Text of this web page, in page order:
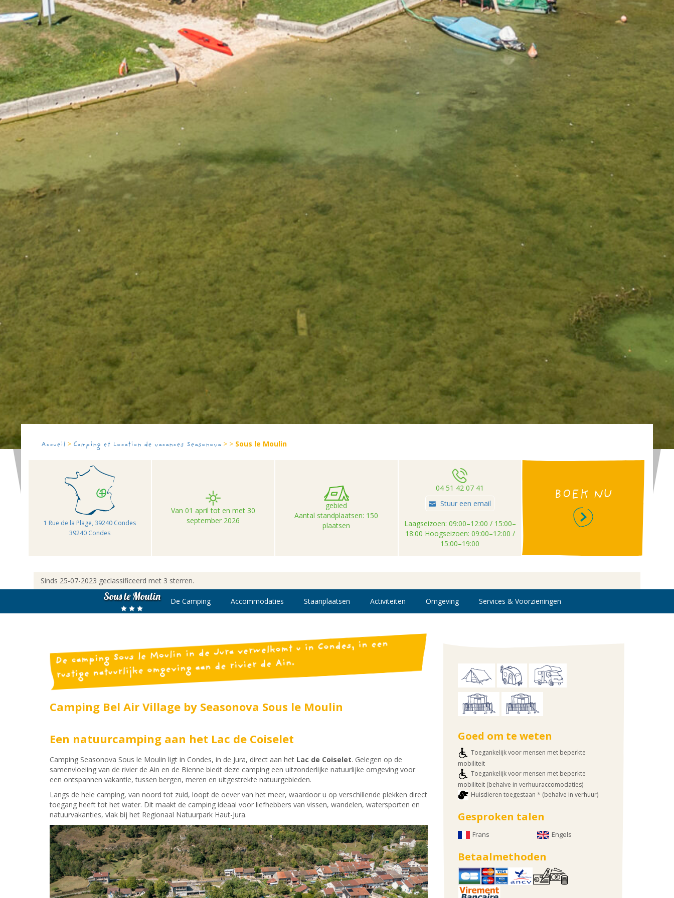
Accueil> Camping et Location de vacances Seasonova > > Sous le Moulin
1 Rue de la Plage, 39240 Condes
39240 Condes
Van 01 april tot en met 30
september 2026
gebied
Aantal standplaatsen: 150
plaatsen
04 51 42 07 41
Stuur een email
Laagseizoen: 09:00–12:00 / 15:00–
18:00 Hoogseizoen: 09:00–12:00 /
15:00–19:00
BOEK NU
Sinds 25-07-2023 geclassificeerd met 3 sterren.
Sous le Moulin De Camping Accommodaties Staanplaatsen Activiteiten Omgeving Services & Voorzieningen
De camping Sous le Moulin in de Juraverwelkomt u in Condes, in een
rustige natuurlijke omgeving aan de rivier de Ain.
Camping Bel Air Village by Seasonova Sous le Moulin
Een natuurcamping aan het Lac de Coiselet
Camping Seasonova Sous le Moulin ligt in Condes, in de Jura, direct aan het Lac de Coiselet. Gelegen op de
samenvloeiing van de rivier de Ain en de Bienne biedt deze camping een uitzonderlijke natuurlijke omgeving voor
een ontspannen vakantie, tussen bergen, meren en uitgestrekte natuurgebieden.
Langs de hele camping, van noord tot zuid, loopt de oever van het meer, waardoor u op verschillende plekken direct
toegang heeft tot het water. Dit maakt de camping ideaal voor liefhebbers van vissen, wandelen, watersporten en
natuurvakanties, vlak bij het Regionaal Natuurpark Haut-Jura.
Goed om te weten
Toegankelijk voor mensen met beperkte
mobiliteit
Toegankelijk voor mensen met beperkte
mobiliteit (behalve in verhuuraccomodaties)
Huisdieren toegestaan * (behalve in verhuur)
Gesproken talen
Frans Engels
Betaalmethoden